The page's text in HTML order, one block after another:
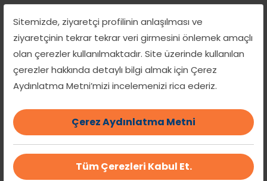
Sitemizde, ziyaretçi profilinin anlaşılması ve
ziyaretçinin tekrar tekrar veri girmesini önlemek amaçlı
olan çerezler kullanılmaktadır. Site üzerinde kullanılan
çerezler hakkında detaylı bilgi almak için Çerez
Aydınlatma Metni’mizi incelemenizi rica ederiz.
Çerez Aydınlatma Metni
Tüm Çerezleri Kabul Et.